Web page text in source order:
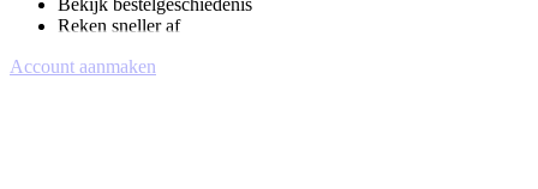
Reken sneller af
Account aanmaken